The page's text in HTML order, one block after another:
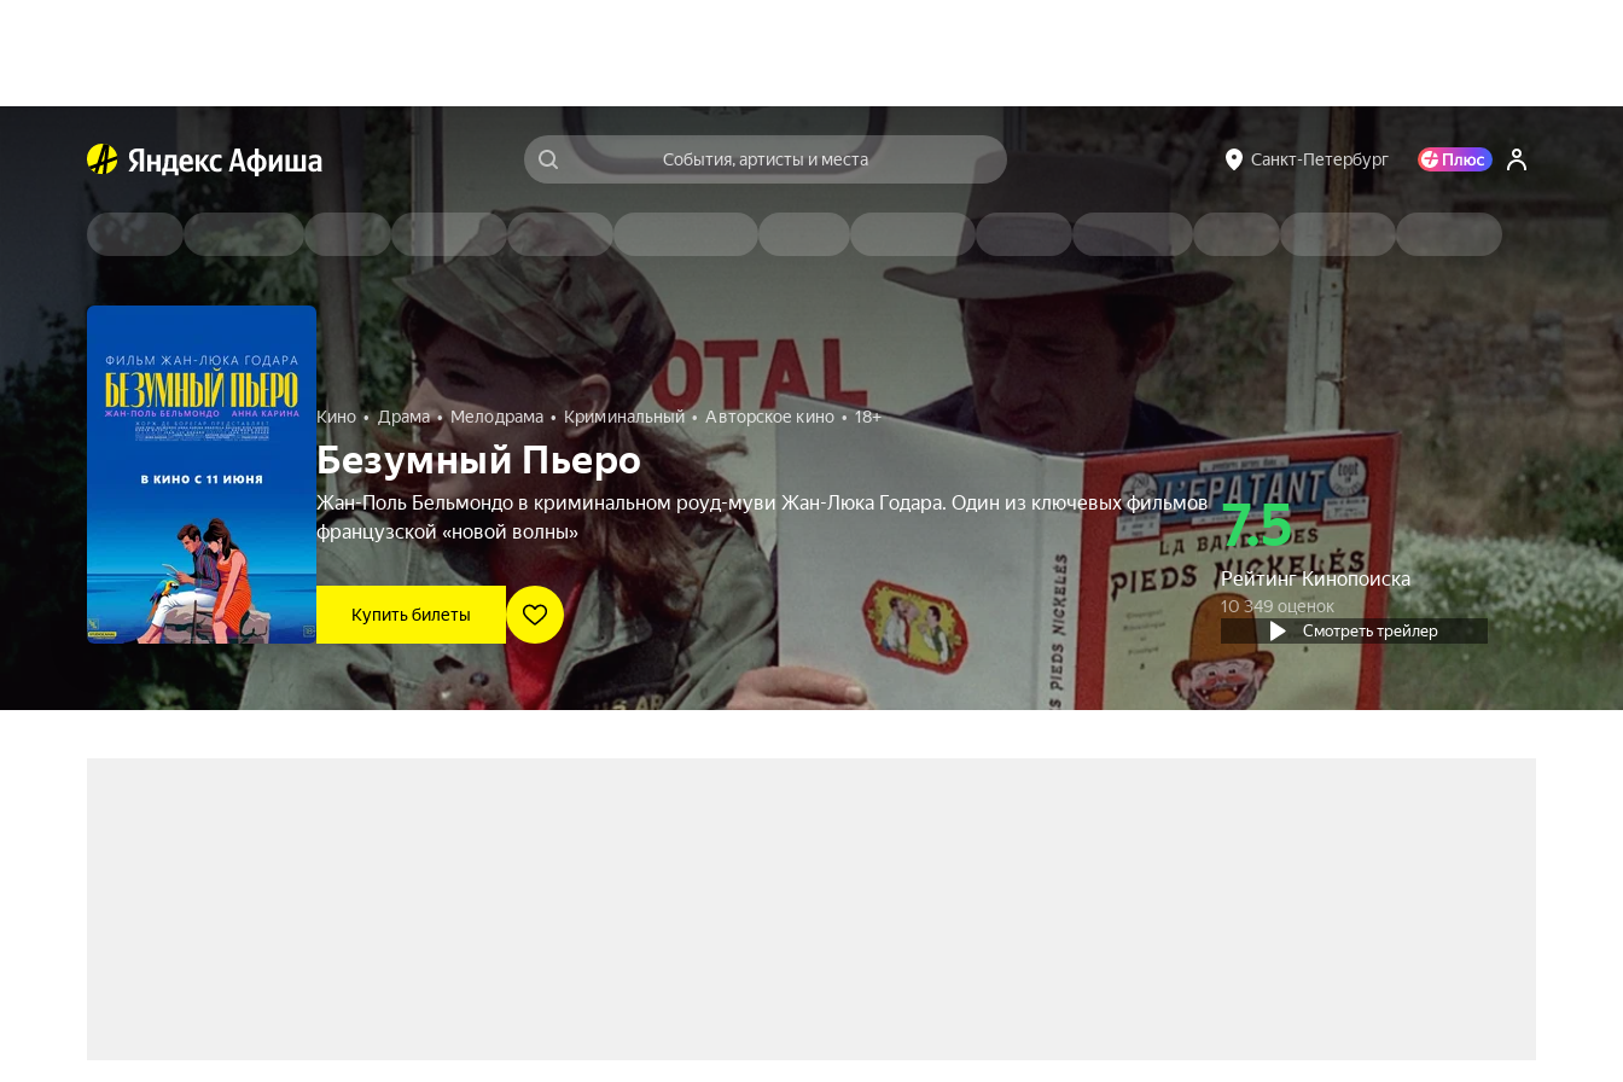
События, артисты и места Санкт-Петербург
Кино Драма Мелодрама Криминальный Авторское кино 18+
Безумный Пьеро
Жан-Поль Бельмондо в криминальном роуд-муви Жан-Люка Годара. Один из ключевых фильмов
французской «новой волны»
Купить билеты
7.5
Рейтинг Кинопоиска
10 349 оценок
Смотреть трейлер